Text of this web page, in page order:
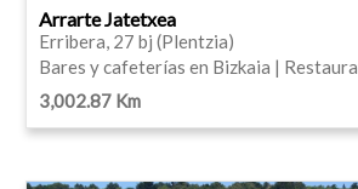
Arrarte Jatetxea
Erribera, 27 bj (Plentzia)
Bares y cafeterías en Bizkaia |
3,002.87 Km